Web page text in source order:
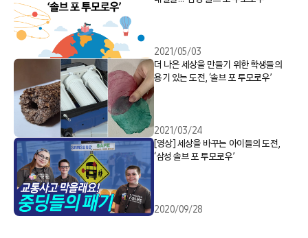
2021/05/03
더 나은 세상을 만들기 위한 학생들의
용기 있는 도전, ‘솔브 포 투모로우’
2021/03/24
[영상] 세상을 바꾸는 아이들의 도전,
‘삼성 솔브 포 투모로우’
2020/09/28